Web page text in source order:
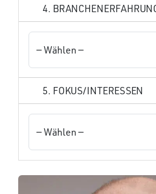
4.
5. FOKUS/INTERESSEN